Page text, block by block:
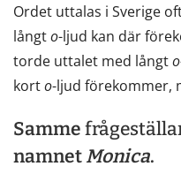
Ordet uttalas i Sverige
långto-ljud kan där
torde uttalet med långto
korto-ljud förekommer,
Samme
namnetMonica.